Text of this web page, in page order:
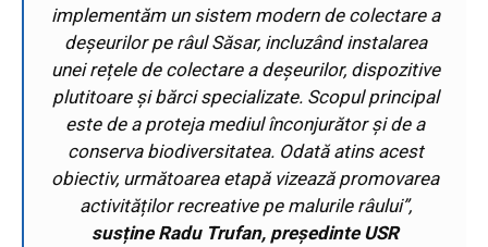
implementăm un sistem modern de colectare a
deșeurilor pe râul Săsar, incluzând instalarea
unei rețele de colectare a deșeurilor, dispozitive
plutitoare și bărci specializate. Scopul principal
este de a proteja mediul înconjurător și de a
conserva biodiversitatea. Odată atins acest
obiectiv, următoarea etapă vizează promovarea
activităților recreative pe malurile râului”,
susține Radu Trufan, președinte USR